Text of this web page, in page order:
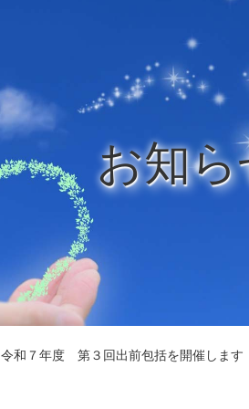
お知ら
令和７年度 第３回出前包括を開催します